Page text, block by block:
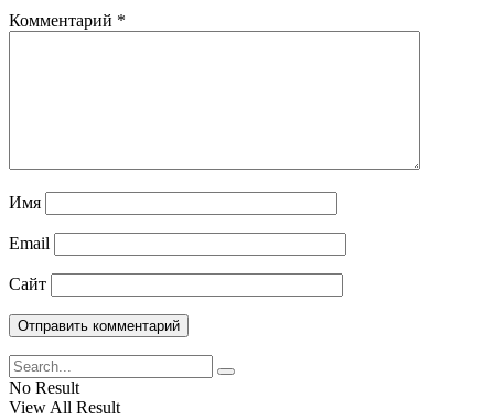
Комментарий *
Имя
Email
Сайт
No Result
View All Result